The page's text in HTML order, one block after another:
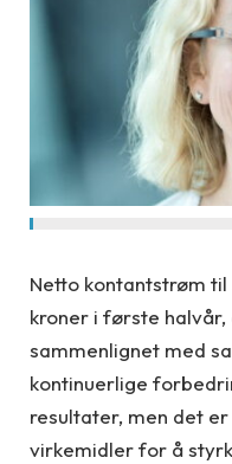
Netto kontantstrøm
kroner i første
sammenlignet med
kontinuerlige
resultater, men det
virkemidler for å